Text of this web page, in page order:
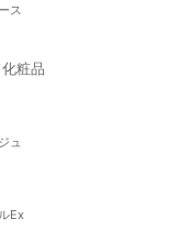
ス
粧品
ュ
Ex